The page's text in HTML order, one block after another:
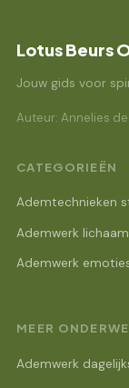
Lotus Beurs
Jouw gids voor
Auteur: Annelies
CATEGORIEËN
Ademtechnieken
Ademwerk lichaam
Ademwerk
MEER
Ademwerk